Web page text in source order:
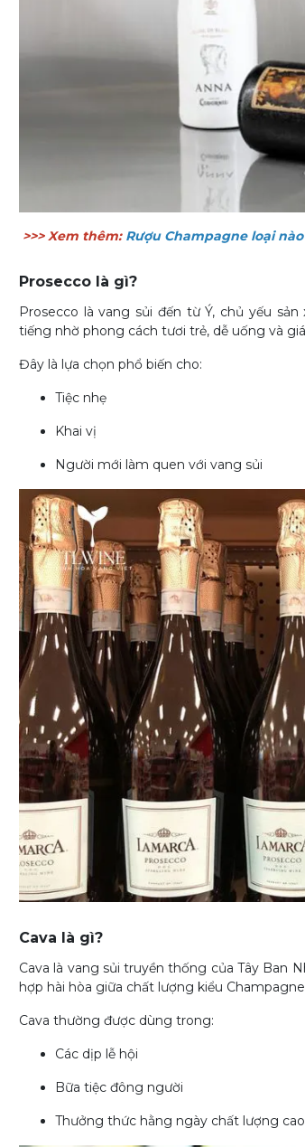
>>> Xem thêm: Rượu Champagne loại
Prosecco là gì?
Prosecco là vang sủi đến từ Ý, chủ yếu
tiếng nhờ phong cách tươi trẻ, dễ uống và
Đây là lựa chọn phổ biến cho:
Tiệc nhẹ
Khai vị
Người mới làm quen với vang sủi
Cava là gì?
Cava là vang sủi truyền thống của Tây Ban
hợp hài hòa giữa chất lượng kiểu
Cava thường được dùng trong:
Các dịp lễ hội
Bữa tiệc đông người
Thưởng thức hằng ngày chất lượng cao